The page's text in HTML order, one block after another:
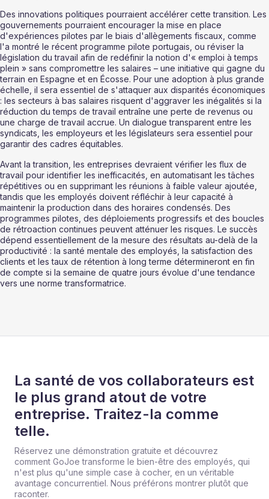
Des innovations politiques pourraient accélérer cette transition. Les
gouvernements pourraient encourager la mise en place
d'expériences pilotes par le biais d'allègements fiscaux, comme
l'a montré le récent programme pilote portugais, ou réviser la
législation du travail afin de redéfinir la notion d'« emploi à temps
plein » sans compromettre les salaires – une initiative qui gagne du
terrain en Espagne et en Écosse. Pour une adoption à plus grande
échelle, il sera essentiel de s'attaquer aux disparités économiques
: les secteurs à bas salaires risquent d'aggraver les inégalités si la
réduction du temps de travail entraîne une perte de revenus ou
une charge de travail accrue. Un dialogue transparent entre les
syndicats, les employeurs et les législateurs sera essentiel pour
garantir des cadres équitables.
Avant la transition, les entreprises devraient vérifier les flux de
travail pour identifier les inefficacités, en automatisant les tâches
répétitives ou en supprimant les réunions à faible valeur ajoutée,
tandis que les employés doivent réfléchir à leur capacité à
maintenir la production dans des horaires condensés. Des
programmes pilotes, des déploiements progressifs et des boucles
de rétroaction continues peuvent atténuer les risques. Le succès
dépend essentiellement de la mesure des résultats au-delà de la
productivité : la santé mentale des employés, la satisfaction des
clients et les taux de rétention à long terme détermineront en fin
de compte si la semaine de quatre jours évolue d'une tendance
vers une norme transformatrice.
La santé de vos collaborateurs est
le plus grand atout de votre
entreprise. Traitez-la comme
telle.
Réservez une démonstration gratuite et découvrez
comment GoJoe transforme le bien-être des employés, qui
n'est plus qu'une simple case à cocher, en un véritable
avantage concurrentiel. Nous préférons montrer plutôt que
raconter.